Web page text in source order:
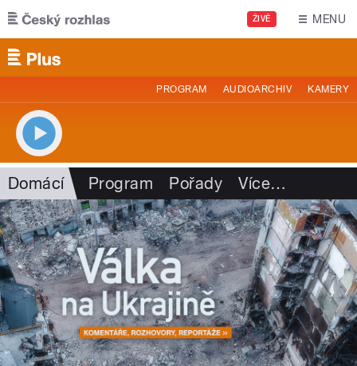
Přejít k hlavnímu obsahu
ŽIVĚ MENU
PROGRAM AUDIOARCHIV KAMERY
Domácí Program Pořady Více…